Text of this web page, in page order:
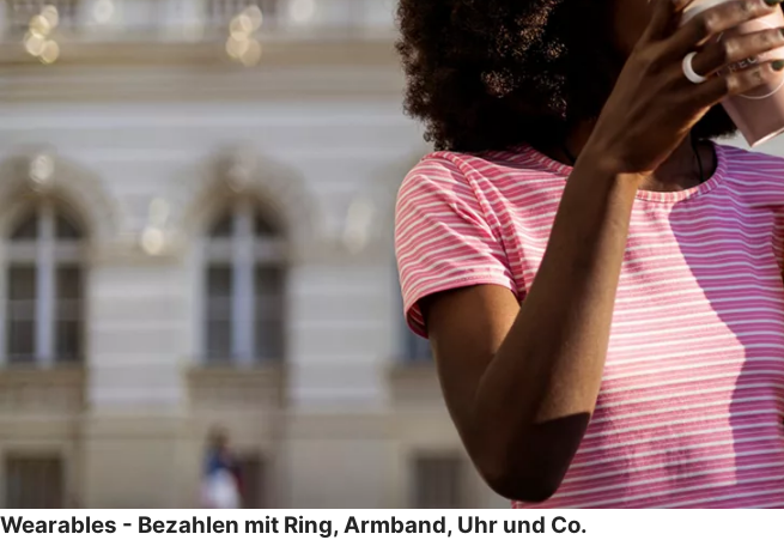
Wearables - Bezahlen mit Ring, Armband, Uhr und Co.